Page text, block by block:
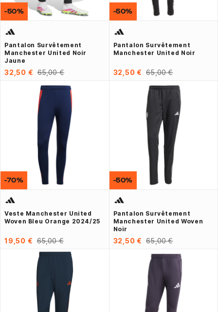
Pantalon Survêtement
Manchester United Noir
Jaune
32,50 € 65,00 €
-50%
Pantalon Survêtement
Manchester United Noir
32,50 € 65,00 €
-50%
Veste Manchester United
Woven Bleu Orange 2024/25
19,50 € 65,00 €
-70%
Pantalon Survêtement
Manchester United Woven
Noir
32,50 € 65,00 €
-50%